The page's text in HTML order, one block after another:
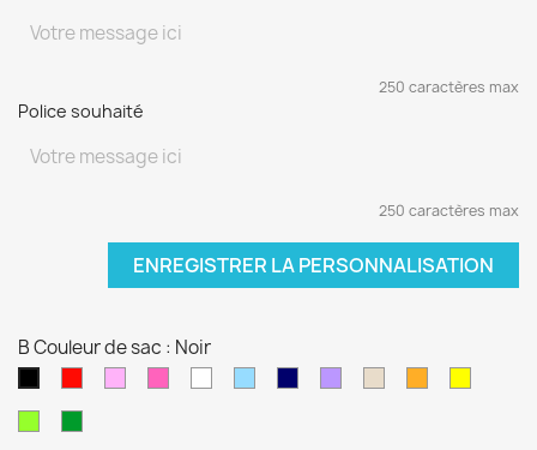
250 caractères max
Police souhaité
250 caractères max
ENREGISTRER LA PERSONNALISATION
B Couleur de sac : Noir